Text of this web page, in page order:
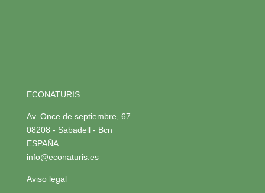
ECONATURIS
Av. Once de septiembre, 67
08208 - Sabadell - Bcn
ESPAÑA
info@econaturis.es
Aviso legal